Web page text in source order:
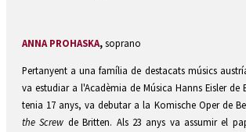
ANNA PROHASKA,soprano
Pertanyent a una família de destacats músics
va estudiar a l'Acadèmia de Música Hanns Eisler de
tenia 17 anys, va debutar a la Komische Oper de
the Screw de Britten. Als 23 anys va assumir el